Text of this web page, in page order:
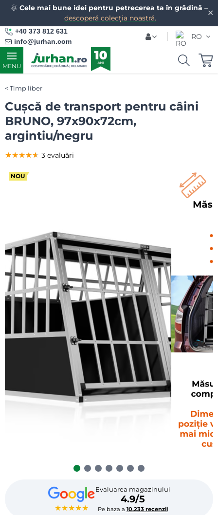
✕
🌞 Cele mai bune idei pentru petrecerea ta în grădină –
descoperă colecția noastră.
+40 373 812 631
info@jurhan.com
RO
MENU
Timp liber
Cușcă de transport pentru câini
BRUNO, 97x90x72cm,
argintiu/negru
NOU
★★★★★
Evaluarea magazinului
4.9/5
Pe baza a 10.233 recenzii
★★★★★
★★★★★
★★★★★ 3 evaluări